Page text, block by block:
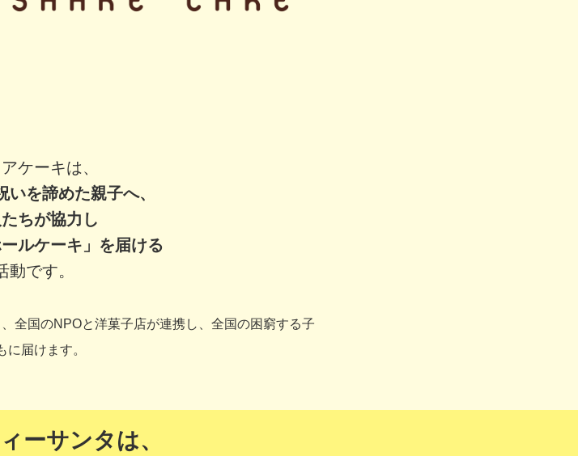
ケーキは、
いを諦めた親子へ、
ちが協力し
ールケーキ」を届ける
動です。
全国のNPOと洋菓子店が連携し、全国の困窮する子
に届けます。
ーサンタは、